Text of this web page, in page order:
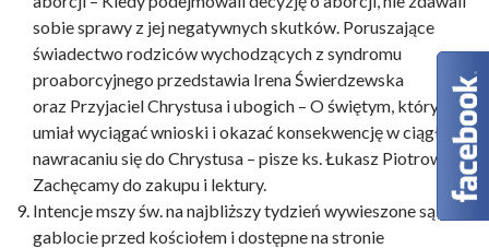
sobie sprawy z jej negatywnych skutków. Poruszające
świadectwo rodziców wychodzących z syndromu
proaborcyjnego przedstawia Irena Świerdzewska
oraz Przyjaciel Chrystusa i ubogich – O świętym, który
umiał wyciągać wnioski i okazać konsekwencję w ciągłym
nawracaniu się do Chrystusa – pisze ks. Łukasz Piotrowski.
Zachęcamy do zakupu i lektury.
Intencje mszy św. na najbliższy tydzień wywieszone są w
gablocie przed kościołem i dostępne na stronie